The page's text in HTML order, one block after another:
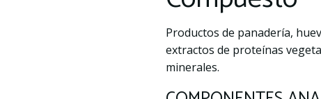
Productos de panadería,
extractos de proteínas
minerales.